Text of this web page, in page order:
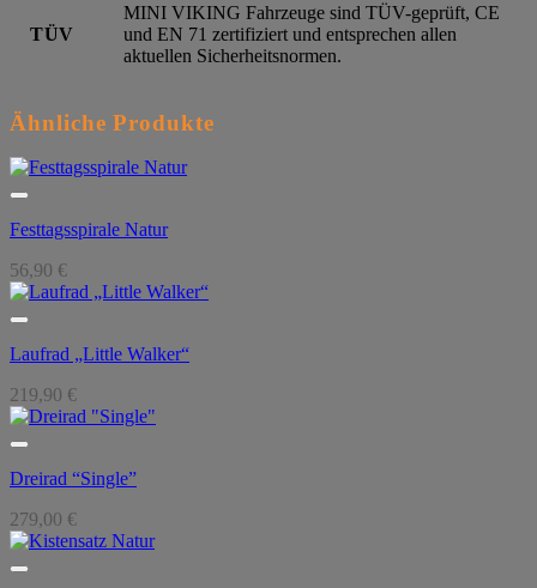
TÜV
MINI VIKING Fahrzeuge sind TÜV-geprüft, CE
und EN 71 zertifiziert und entsprechen allen
aktuellen Sicherheitsnormen.
Ähnliche Produkte
Festtagsspirale Natur
56,90 €
Laufrad „Little Walker“
219,90 €
Dreirad “Single”
279,00 €